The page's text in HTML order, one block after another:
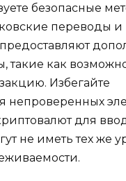
безопасные
переводы
такие как
Избегайте
непроверенных
для
не иметь тех же